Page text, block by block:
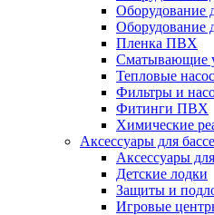
Оборудование
Оборудование
Пленка ПВХ
Сматывающие
Тепловые
Фильтры и
Фитинги ПВХ
Химические
Аксессуары для
Аксессуары
Детские лодки
Защиты и
Игровые